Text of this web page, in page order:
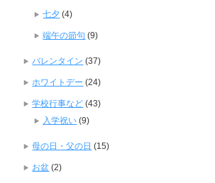
七夕 (4)
端午の節句 (9)
バレンタイン (37)
ホワイトデー (24)
学校行事など (43)
入学祝い (9)
母の日・父の日 (15)
お盆 (2)